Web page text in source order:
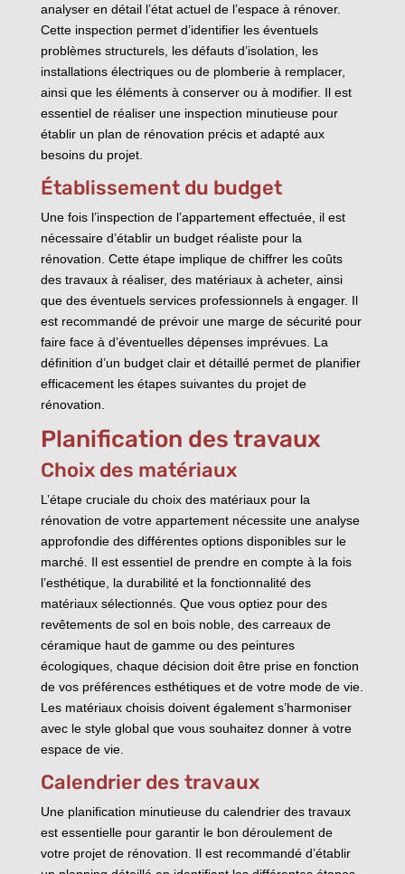
analyser en détail l’état actuel de l’espace à rénover.
Cette inspection permet d’identifier les éventuels
problèmes structurels, les défauts d’isolation, les
installations électriques ou de plomberie à remplacer,
ainsi que les éléments à conserver ou à modifier. Il est
essentiel de réaliser une inspection minutieuse pour
établir un plan de rénovation précis et adapté aux
besoins du projet.
Établissement du budget
Une fois l’inspection de l’appartement effectuée, il est
nécessaire d’établir un budget réaliste pour la
rénovation. Cette étape implique de chiffrer les coûts
des travaux à réaliser, des matériaux à acheter, ainsi
que des éventuels services professionnels à engager. Il
est recommandé de prévoir une marge de sécurité pour
faire face à d’éventuelles dépenses imprévues. La
définition d’un budget clair et détaillé permet de planifier
efficacement les étapes suivantes du projet de
rénovation.
Planification des travaux
Choix des matériaux
L’étape cruciale du choix des matériaux pour la
rénovation de votre appartement nécessite une analyse
approfondie des différentes options disponibles sur le
marché. Il est essentiel de prendre en compte à la fois
l’esthétique, la durabilité et la fonctionnalité des
matériaux sélectionnés. Que vous optiez pour des
revêtements de sol en bois noble, des carreaux de
céramique haut de gamme ou des peintures
écologiques, chaque décision doit être prise en fonction
de vos préférences esthétiques et de votre mode de vie.
Les matériaux choisis doivent également s’harmoniser
avec le style global que vous souhaitez donner à votre
espace de vie.
Calendrier des travaux
Une planification minutieuse du calendrier des travaux
est essentielle pour garantir le bon déroulement de
votre projet de rénovation. Il est recommandé d’établir